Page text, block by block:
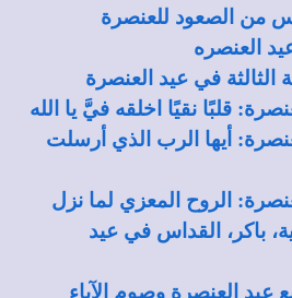
الصعود للعنصرة
العنصره
في عيد العنصرة
العنصرة: أيها الرب الذي أرسلت
باكر، القداس في عيد
عيد العنصرة وصوم الآباء